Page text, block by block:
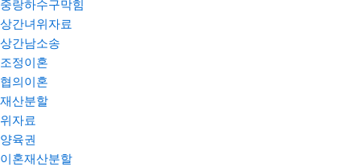
중랑하수구막힘
상간녀위자료
상간남소송
조정이혼
협의이혼
재산분할
위자료
양육권
이혼재산분할